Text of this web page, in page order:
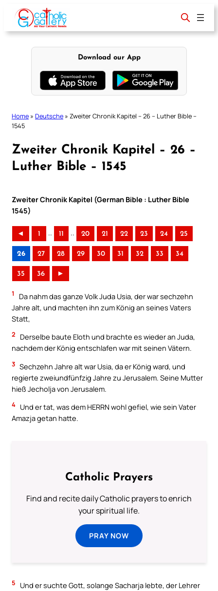
content
Download our App
Home » Deutsche » Zweiter Chronik Kapitel – 26 – Luther Bible –
1545
Zweiter Chronik Kapitel – 26 –
Luther Bible – 1545
Zweiter Chronik Kapitel (German Bible : Luther Bible
1545)
◄ 1 .. 11 .. 20 21 22 23 24 25
26 27 28 29 30 31 32 33 34
35 36 ►
1
Da nahm das ganze Volk Juda Usia, der war sechzehn
Jahre alt, und machten ihn zum König an seines Vaters
Statt,
2
Derselbe baute Eloth und brachte es wieder an Juda,
nachdem der König entschlafen war mit seinen Vätern.
3 Sechzehn Jahre alt war Usia, da er König ward, und
regierte zweiundfünfzig Jahre zu Jerusalem. Seine Mutter
hieß Jecholja von Jerusalem.
4 Und er tat, was dem HERRN wohl gefiel, wie sein Vater
Amazja getan hatte.
Catholic Prayers
Find and recite daily Catholic prayers to enrich
your spiritual life.
PRAY NOW
5
Und er suchte Gott, solange Sacharja lebte, der Lehrer